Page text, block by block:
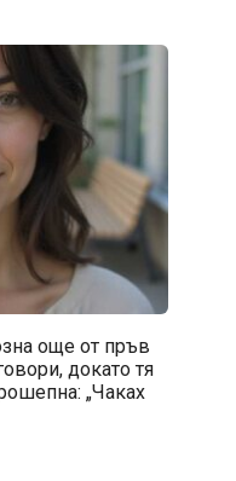
още от пръв
докато тя
„Чаках